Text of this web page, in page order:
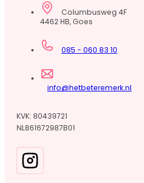
Columbusweg 4F
4462 HB, Goes
085 - 060 83 10
info@hetbeteremerk.nl
KVK: 80439721
NL861672987B01